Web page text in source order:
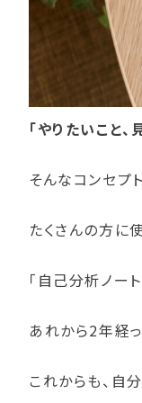
「やりたいこと、
そんなコンセプ
たくさんの方に
「自己分析ノー
あれから2年経
これからも、自